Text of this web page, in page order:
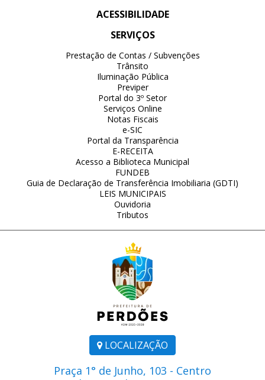
LOCALIZAÇÃO
Praça 1° de Junho, 103 - Centro
ACESSIBILIDADE
SERVIÇOS
Prestação de Contas / Subvenções
Trânsito
Iluminação Pública
Previper
Portal do 3º Setor
Serviços Online
Notas Fiscais
e-SIC
Portal da Transparência
E-RECEITA
Acesso a Biblioteca Municipal
FUNDEB
Guia de Declaração de Transferência Imobiliaria (GDTI)
LEIS MUNICIPAIS
Ouvidoria
Tributos